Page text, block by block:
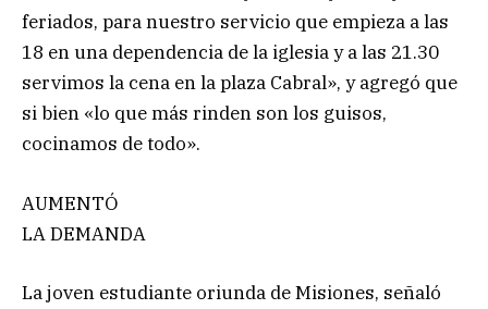
feriados, para nuestro servicio que empieza a las
18 en una dependencia de la iglesia y a las 21.30
servimos la cena en la plaza Cabral», y agregó que
si bien «lo que más rinden son los guisos,
cocinamos de todo».
AUMENTÓ
LA DEMANDA
La joven estudiante oriunda de Misiones, señaló